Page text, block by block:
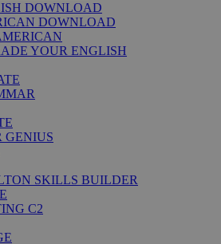
DOWNLOAD
DOWNLOAD
YOUR ENGLISH
GENIUS
SKILLS BUILDER
C2